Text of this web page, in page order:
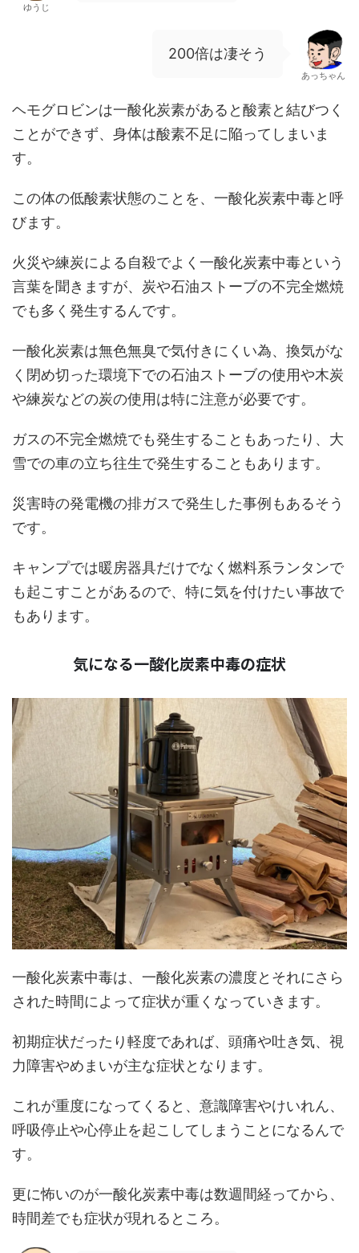
ゆうじ
200倍は凄そう
あっちゃん
ヘモグロビンは一酸化炭素があると酸素と結びつく
ことができず、身体は酸素不足に陥ってしまいま
す。
この体の低酸素状態のことを、一酸化炭素中毒と呼
びます。
火災や練炭による自殺でよく一酸化炭素中毒という
言葉を聞きますが、炭や石油ストーブの不完全燃焼
でも多く発生するんです。
一酸化炭素は無色無臭で気付きにくい為、換気がな
く閉め切った環境下での石油ストーブの使用や木炭
や練炭などの炭の使用は特に注意が必要です。
ガスの不完全燃焼でも発生することもあったり、大
雪での車の立ち往生で発生することもあります。
災害時の発電機の排ガスで発生した事例もあるそう
です。
キャンプでは暖房器具だけでなく燃料系ランタンで
も起こすことがあるので、特に気を付けたい事故で
もあります。
気になる一酸化炭素中毒の症状
一酸化炭素中毒は、一酸化炭素の濃度とそれにさら
された時間によって症状が重くなっていきます。
初期症状だったり軽度であれば、頭痛や吐き気、視
力障害やめまいが主な症状となります。
これが重度になってくると、意識障害やけいれん、
呼吸停止や心停止を起こしてしまうことになるんで
す。
更に怖いのが一酸化炭素中毒は数週間経ってから、
時間差でも症状が現れるところ。